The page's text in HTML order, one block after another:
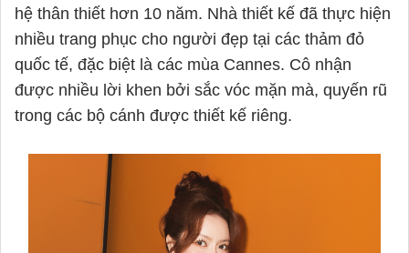
hệ thân thiết hơn 10 năm. Nhà thiết kế đã thực hiện
nhiều trang phục cho người đẹp tại các thảm đỏ
quốc tế, đặc biệt là các mùa Cannes. Cô nhận
được nhiều lời khen bởi sắc vóc mặn mà, quyến rũ
trong các bộ cánh được thiết kế riêng.